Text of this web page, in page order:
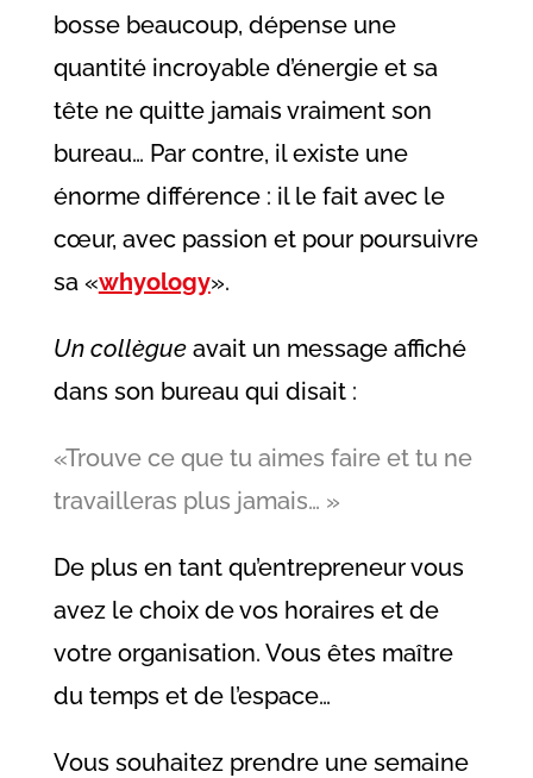
bosse beaucoup, dépense une
quantité incroyable d’énergie et sa
tête ne quitte jamais vraiment son
bureau… Par contre, il existe une
énorme différence : il le fait avec le
cœur, avec passion et pour poursuivre
sa «whyology».
Un collègueavait un message affiché
dans son bureau qui disait :
«Trouve ce que tu aimes faire et tu ne
travailleras plus jamais… »
De plus en tant qu’entrepreneur vous
avez le choix de vos horaires et de
votre organisation. Vous êtes maître
du temps et de l’espace…
Vous souhaitez prendre une semaine